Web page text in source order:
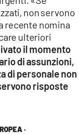
·
non servono
recente nomina
ulteriori
il momento
di assunzioni,
di personale non
risposte